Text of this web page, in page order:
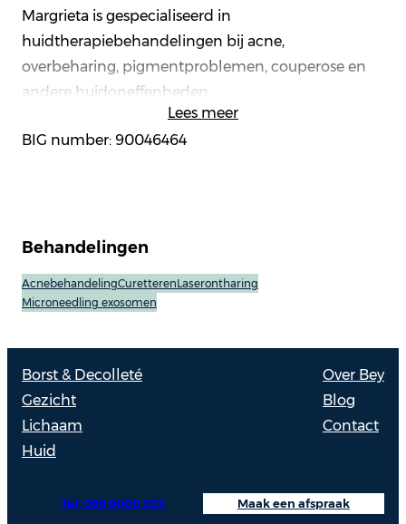
Margrieta is gespecialiseerd in
huidtherapiebehandelingen bij acne,
overbeharing, pigmentproblemen, couperose en
andere huidoneffenheden.
Lees meer
BIG number: 90046464
Behandelingen
AcnebehandelingCuretterenLaserontharing
Microneedling exosomen
Borst & Decolleté
Gezicht
Lichaam
Huid
Over Bey
Blog
Contact
Maak een afspraak
Tel: 088 9000 535